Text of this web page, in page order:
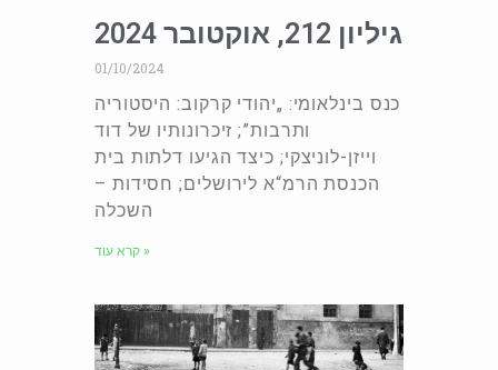
גיליון 212, אוקטובר 2024
01/10/2024
כנס בינלאומי: „יהודי קרקוב: היסטוריה
ותרבות”; זיכרונותיו של דוד
וייזן-לוניצקי; כיצד הגיעו דלתות בית
הכנסת הרמ“א לירושלים; חסידות –
השכלה
קרא עוד »